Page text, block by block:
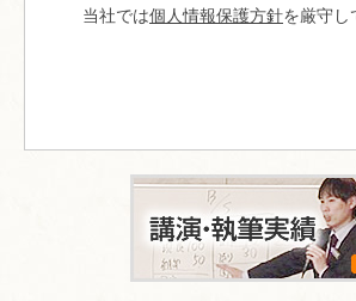
当社では個人情報保護方針を厳守し